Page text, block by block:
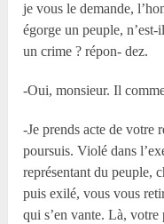
je vous le demande,
égorge un peuple,
un crime ? répon- dez.
-Oui, monsieur. Il
-Je prends acte de votre
poursuis. Violé dans
représentant du peuple,
puis exilé, vous vous
qui s’en vante. Là,